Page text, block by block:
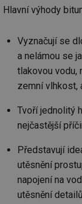
Hlavní výhody
Vyznačují se
a nelámou se
tlakovou vodu,
zemní vlhkost,
Tvoří jednolitý
nejčastější
Představují
utěsnění
napojení na
utěsnění